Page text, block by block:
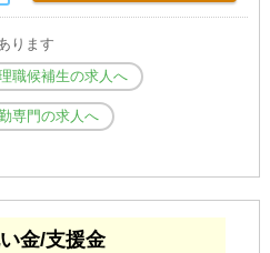
ります
職候補生の求人へ
専門の求人へ
金/支援金